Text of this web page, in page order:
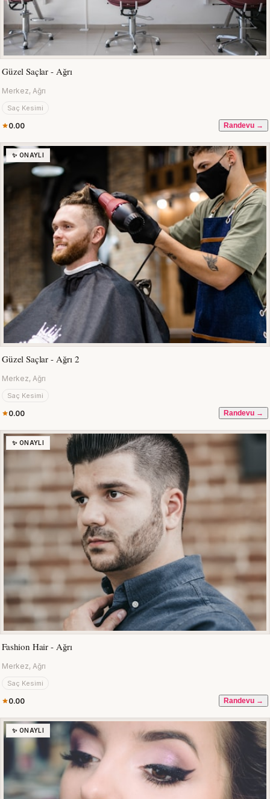
Güzel Saçlar - Ağrı
Merkez, Ağrı
Saç Kesimi
0.00 Randevu →
✨ ONAYLI
Güzel Saçlar - Ağrı 2
Merkez, Ağrı
Saç Kesimi
0.00 Randevu →
✨ ONAYLI
Fashion Hair - Ağrı
Merkez, Ağrı
Saç Kesimi
0.00 Randevu →
✨ ONAYLI